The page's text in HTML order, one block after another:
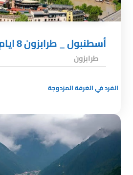
أسطنبول _ طرابزون 8 ايام 7 ليالي
طرابزون
الفرد في الغرفة المزدوجة